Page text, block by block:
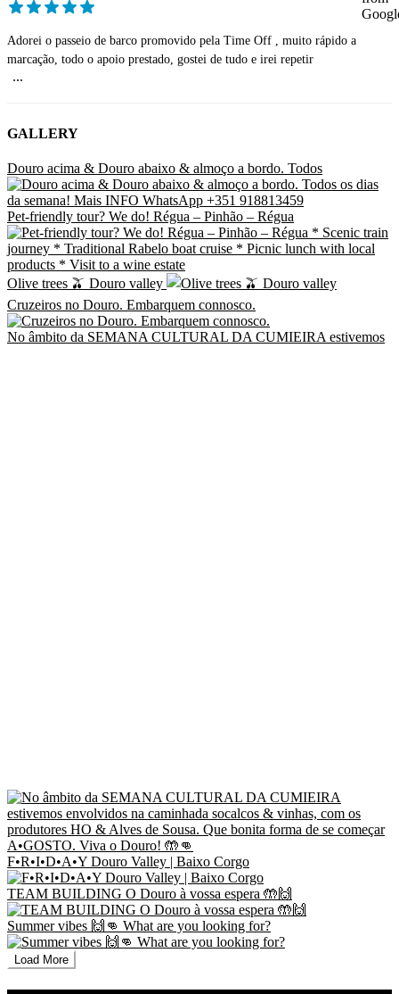
Adorei o passeio de barco promovido pela Time Off , muito rápido a
marcação, todo o apoio prestado, gostei de tudo e irei repetir
...
GALLERY
Douro acima & Douro abaixo & almoço a bordo. Todos
Pet-friendly tour? We do! Régua – Pinhão – Régua
Olive trees 🫒 Douro valley
Cruzeiros no Douro. Embarquem connosco.
No âmbito da SEMANA CULTURAL DA CUMIEIRA estivemos
F•R•I•D•A•Y Douro Valley | Baixo Corgo
TEAM BUILDING O Douro à vossa espera 🤲🙌
Summer vibes 🙌👊 What are you looking for?
Load More